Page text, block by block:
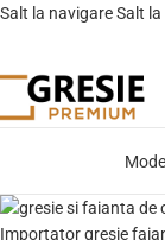
Salt la navigareSalt